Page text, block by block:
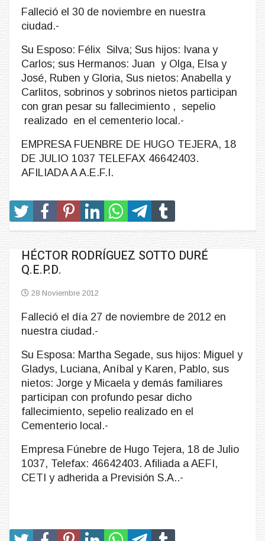
Falleció el 30 de noviembre en nuestra
ciudad.-
Su Esposo: Félix Silva; Sus hijos: Ivana y
Carlos; sus Hermanos: Juan y Olga, Elsa y
José, Ruben y Gloria, Sus nietos: Anabella y
Carlitos, sobrinos y sobrinos nietos participan
con gran pesar su fallecimiento , sepelio
realizado en el cementerio local.-
EMPRESA FUENBRE DE HUGO TEJERA, 18
DE JULIO 1037 TELEFAX 46642403.
AFILIADA A A.E.F.I.
HÉCTOR RODRÍGUEZ SOTTO DURÉ
Q.E.P.D.
28 Noviembre 2012
Falleció el día 27 de noviembre de 2012 en
nuestra ciudad.-
Su Esposa: Martha Segade, sus hijos: Miguel y
Gladys, Luciana, Aníbal y Karen, Pablo, sus
nietos: Jorge y Micaela y demás familiares
participan con profundo pesar dicho
fallecimiento, sepelio realizado en el
Cementerio local.-
Empresa Fúnebre de Hugo Tejera, 18 de Julio
1037, Telefax: 46642403. Afiliada a AEFI,
CETI y adherida a Previsión S.A..-